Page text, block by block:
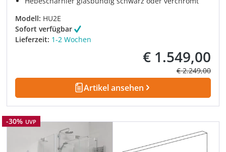
Modell: HU2E
Sofort verfügbar
Lieferzeit: 1-2 Wochen
Verkaufspreis:
€ 1.549,00
Regulärer
€ 2.249,00
Artikel ansehen
Rabatt
-30% UVP